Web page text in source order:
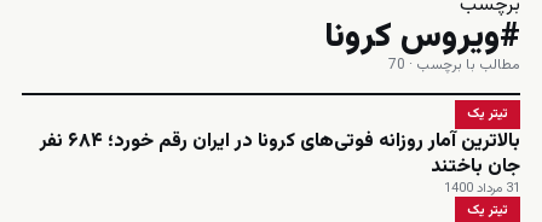
#ویروس کرونا
مطالب با برچسب · 70
تیتر یک
بالاترین آمار روزانه فوتی‌های کرونا در ایران رقم خورد؛ ۶۸۴ نفر
جان باختند
31 مرداد 1400
تیتر یک